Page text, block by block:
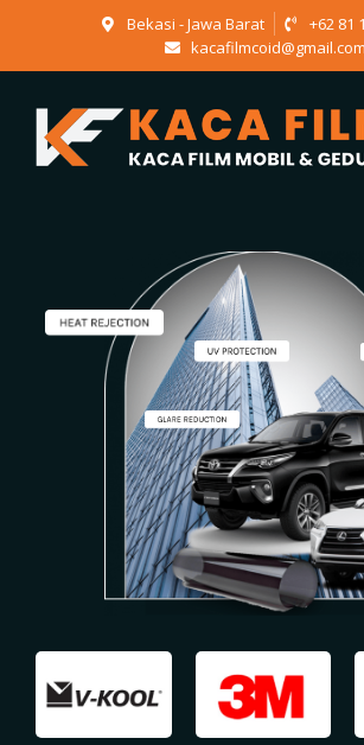
Bekasi - Jawa Barat
+62 81
kacafilmcoid@gmail.com